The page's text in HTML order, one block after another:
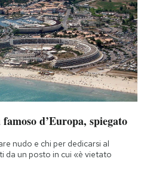
d’Europa, spiegato
nudo e chi per dedicarsi al
un posto in cui «è vietato